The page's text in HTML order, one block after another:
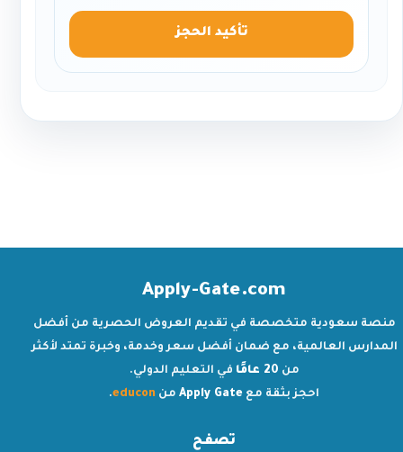
تأكيد الحجز
Apply-Gate.com
منصة سعودية متخصصة في تقديم العروض الحصرية من أفضل
المدارس العالمية، مع ضمان أفضل سعر وخدمة، وخبرة تمتد لأكثر
من 20 عامًا
في التعليم الدولي.
احجز بثقة مع Apply Gate من educon
.
تصفح